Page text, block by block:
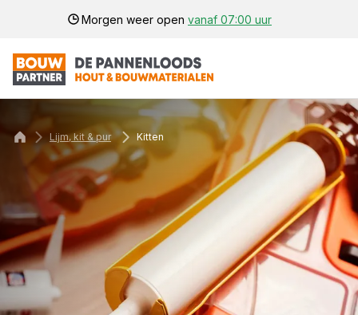
Morgen weer open vanaf 07:00 uur
Lijm, kit & pur Kitten